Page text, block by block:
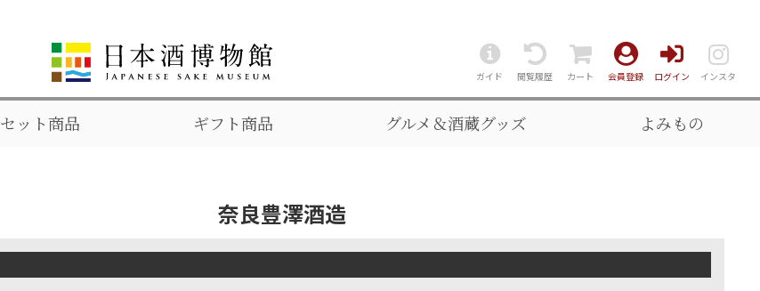
ガイド 閲覧履歴 カート 会員登録 ログイン インスタ
セット商品 ギフト商品 グルメ＆酒蔵グッズ よみもの
奈良豊澤酒造